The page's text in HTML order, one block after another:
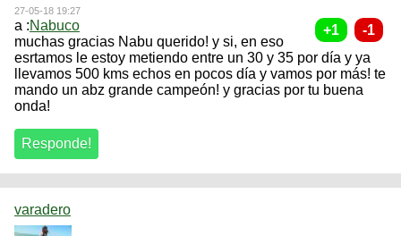
27-05-18 19:27
a :Nabuco
muchas gracias Nabu querido! y si, en eso
esrtamos le estoy metiendo entre un 30 y 35 por día y ya
llevamos 500 kms echos en pocos día y vamos por más! te
mando un abz grande campeón! y gracias por tu buena
onda!
varadero